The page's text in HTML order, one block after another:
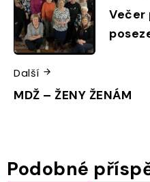
Večer
Další
MDŽ – ŽENY ŽENÁM
Podobné